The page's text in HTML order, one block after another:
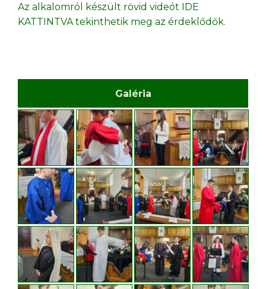
Az alkalomról készült rövid videót IDE
KATTINTVAtekinthetik meg az érdeklődők.
Galéria